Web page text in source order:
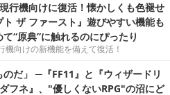
行機向けに復活！懐かしくも色褪せ
ザ ファースト』遊びやすい機能も
“原典”に触れるのにぴったり
機向けの新機能を備えて復活！
のだ」 ─『FF11』と『ウィザードリ
フネ』、"優しくないRPG"の沼にど